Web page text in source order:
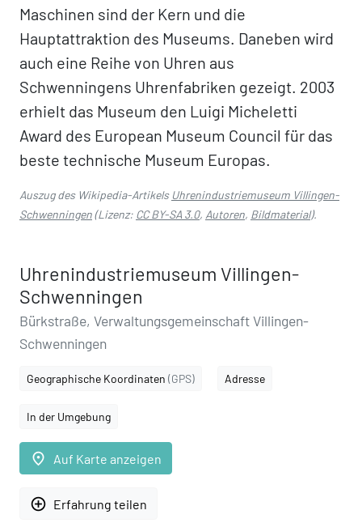
Maschinen sind der Kern und die
Hauptattraktion des Museums. Daneben wird
auch eine Reihe von Uhren aus
Schwenningens Uhrenfabriken gezeigt. 2003
erhielt das Museum den Luigi Micheletti
Award des European Museum Council für das
beste technische Museum Europas.
Auszug des Wikipedia-Artikels Uhrenindustriemuseum Villingen-
Schwenningen(Lizenz: CC BY-SA 3.0, Autoren, Bildmaterial).
Uhrenindustriemuseum Villingen-
Schwenningen
Bürkstraße, Verwaltungsgemeinschaft Villingen-
Schwenningen
Geographische Koordinaten (GPS) Adresse
In der Umgebung
place Auf Karte anzeigen
add_circle_outline Erfahrung teilen